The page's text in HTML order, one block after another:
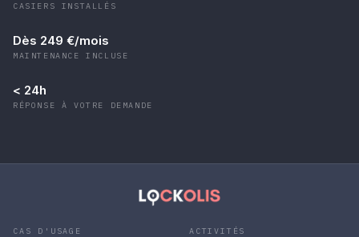
CASIERS INSTALLÉS
MAINTENANCE INCLUSE
Dès 249 €/mois
RÉPONSE À VOTRE DEMANDE
< 24h
CAS D'USAGE ACTIVITÉS